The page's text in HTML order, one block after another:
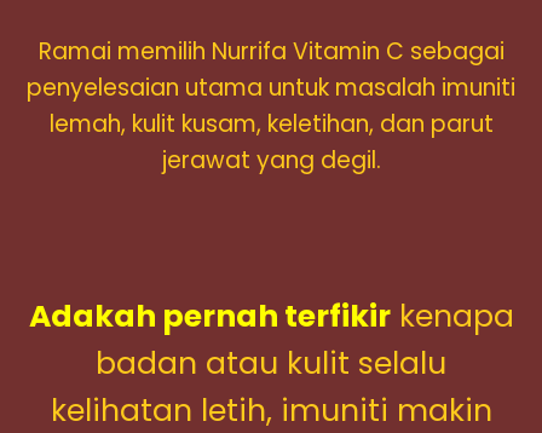
Ramai memilih Nurrifa Vitamin C sebagai
penyelesaian utama untuk masalah imuniti
lemah, kulit kusam, keletihan, dan parut
jerawat yang degil.
Adakah pernah terfikirkenapa
badan atau kulit selalu
kelihatan letih, imuniti makin